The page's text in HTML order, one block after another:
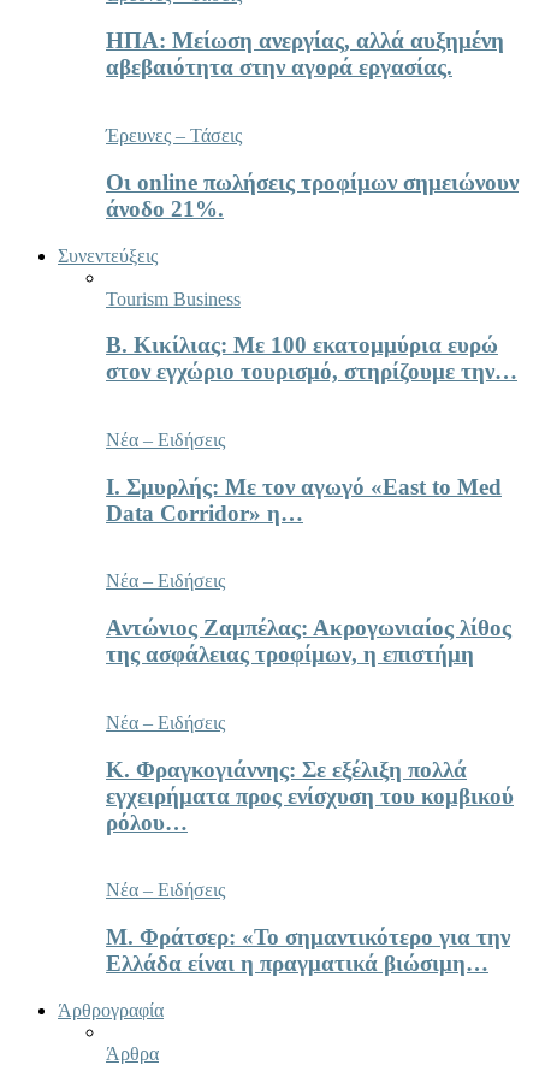
ΗΠΑ: Μείωση ανεργίας, αλλά αυξημένη
αβεβαιότητα στην αγορά εργασίας.
Έρευνες – Τάσεις
Οι online πωλήσεις τροφίμων σημειώνουν
άνοδο 21%.
Συνεντεύξεις
Tourism Business
Β. Κικίλιας: Με 100 εκατομμύρια ευρώ
στον εγχώριο τουρισμό, στηρίζουμε την…
Νέα – Ειδήσεις
Ι. Σμυρλής: Με τον αγωγό «East to Med
Data Corridor» η…
Νέα – Ειδήσεις
Αντώνιος Ζαμπέλας: Ακρογωνιαίος λίθος
της ασφάλειας τροφίμων, η επιστήμη
Νέα – Ειδήσεις
Κ. Φραγκογιάννης: Σε εξέλιξη πολλά
εγχειρήματα προς ενίσχυση του κομβικού
ρόλου…
Νέα – Ειδήσεις
Μ. Φράτσερ: «Το σημαντικότερο για την
Ελλάδα είναι η πραγματικά βιώσιμη…
Άρθρογραφία
Άρθρα